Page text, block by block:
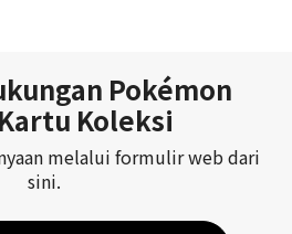
Pokémon
Koleksi
melalui formulir web dari
sini.